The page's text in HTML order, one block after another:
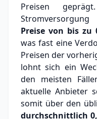
Preisen
Preise von bis zu
was fast eine
Preisen der
lohnt sich ein
den meisten
aktuelle Anbieter
somit über den
durchschnittlich